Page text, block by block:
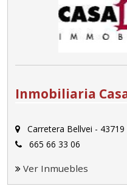
Inmobiliaria
Carretera Bellvei -
665 66 33 06
Ver Inmuebles